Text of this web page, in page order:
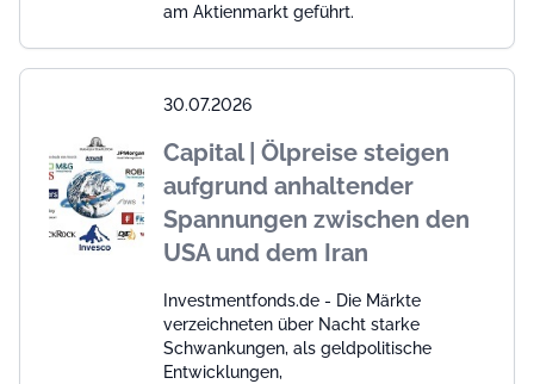
am Aktienmarkt geführt.
30.07.2026
Capital | Ölpreise steigen
aufgrund anhaltender
Spannungen zwischen den
USA und dem Iran
Investmentfonds.de - Die Märkte
verzeichneten über Nacht starke
Schwankungen, als geldpolitische
Entwicklungen,